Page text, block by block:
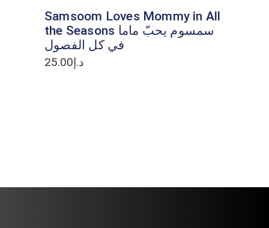
Samsoom Loves Mommy in All
the Seasons سمسوم يحبّ ماما
في كل الفصول
د.إ25.00